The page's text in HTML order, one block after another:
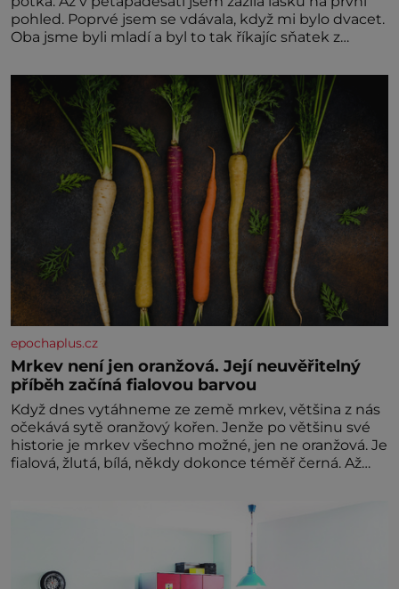
pohled. Poprvé jsem se vdávala, když mi bylo dvacet.
Oba jsme byli mladí a byl to tak říkajíc sňatek z
zaopatřený mladý muž. Manželství nám oběma moc
nesvědčilo, brzy jsme zjistili, že
epochaplus.cz
Mrkev není jen oranžová. Její neuvěřitelný
příběh začíná fialovou barvou
Když dnes vytáhneme ze země mrkev, většina z nás
očekává sytě oranžový kořen. Jenže po většinu své
historie je mrkev všechno možné, jen ne oranžová. Je
fialová, žlutá, bílá, někdy dokonce téměř černá. Až
nedokážeme představit. Její příběh je